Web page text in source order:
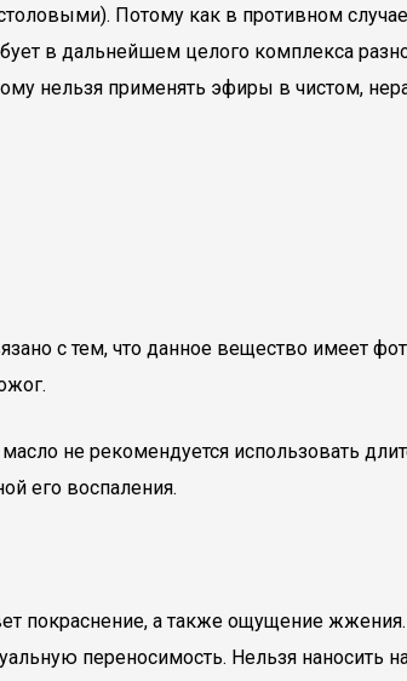
Потому как в противном
в дальнейшем целого комплекса
нельзя применять эфиры в чистом,
с тем, что данное вещество имеет
не рекомендуется использовать
его воспаления.
покраснение, а также ощущение
переносимость. Нельзя наносить